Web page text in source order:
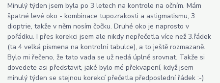
Minulý týden jsem byla po 3 letech na kontrole na očním. Mám
špatné levé oko - kombinace tupozrakosti a astigmatismu, 3
dioptrie, takže v něm nosím čočku. Druhé oko je naprosto v
pořádku. I přes korekci jsem ale nikdy nepřečetla více než 3.řádek
(ta 4 velká písmena na kontrolní tabulce), a to ještě rozmazaně.
Bylo mi řečeno, že tato vada se už nedá úplně srovnat. Takže si
dovedete asi představit, jaké bylo mé překvapení, když jsem
minulý týden se stejnou korekcí přečetla předposlední řádek :-)